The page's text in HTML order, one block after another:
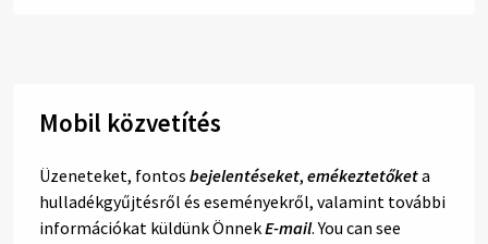
Mobil közvetítés
Üzeneteket, fontos bejelentéseket, emékeztetőketa
hulladékgyűjtésről és eseményekről, valamint további
információkat küldünk ÖnnekE-mail. You can see